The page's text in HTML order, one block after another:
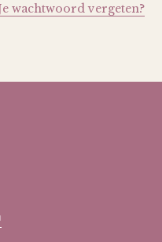
wachtwoord vergeten?